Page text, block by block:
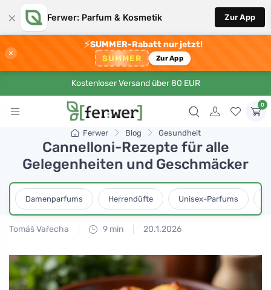
× Ferwer: Parfum & Kosmetik Zur App
×
⚡SUMMER-Rabatt nur jetzt!
SUMMER Zur App
Kostenloser Versand über 80 EUR
0
Ferwer Blog Gesundheit
Cannelloni-Rezepte für alle
Gelegenheiten und Geschmäcker
Damenparfums Herrendüfte Unisex-Parfums
Tomáš Vařecha 9 min 20.1.2026